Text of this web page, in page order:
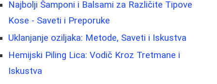
Najbolji Šamponi i Balsami za Različite Tipove
Kose - Saveti i Preporuke
Uklanjanje oziljaka: Metode, Saveti i Iskustva
Hemijski Piling Lica: Vodič Kroz Tretmane i
Iskustva